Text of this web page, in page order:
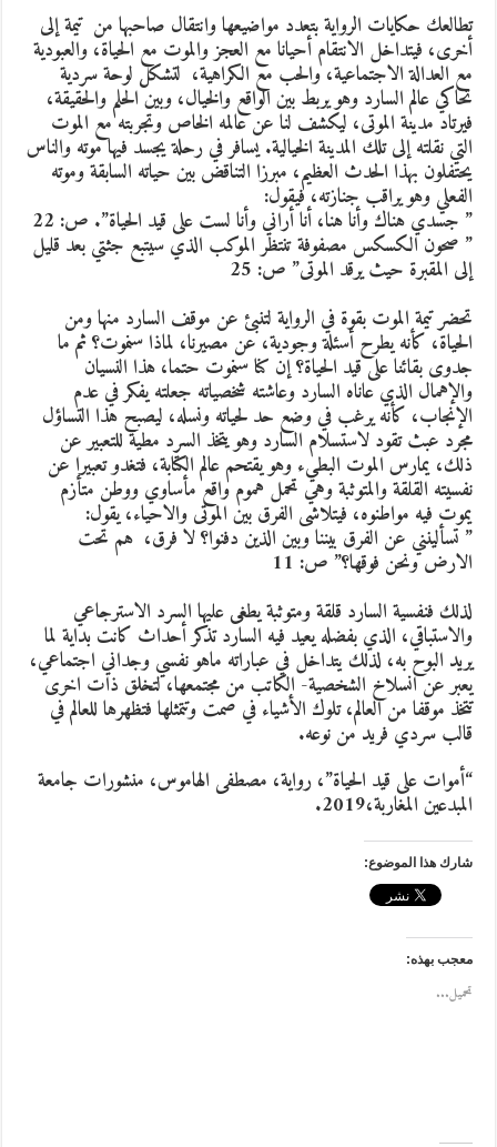
تطالعك حكايات الرواية بتعدد مواضيعها وانتقال صاحبها من تيمة إلى
أخرى، فيتداخل الانتقام أحيانا مع العجز والموت مع الحياة، والعبودية
مع العدالة الاجتماعية، والحب مع الكراهية، لتشكل لوحة سردية
تحاكي عالم السارد وهو يربط بين الواقع والخيال، وبين الحلم والحقيقة،
فيرتاد مدينة الموتى، ليكشف لنا عن عالمه الخاص وتجربته مع الموت
التي نقلته إلى تلك المدينة الخيالية. يسافر في رحلة يجسد فيها موته والناس
يحتفلون بهذا الحدث العظيم، مبرزا التناقض بين حياته السابقة وموته
الفعلي وهو يراقب جنازته، فيقول:
” جسدي هناك وأنا هنا، أنا أراني وأنا لست على قيد الحياة”. ص: 22
” صحون الكسكس مصفوفة تنتظر الموكب الذي سيتبع جثتي بعد قليل
إلى المقبرة حيث يرقد الموتى” ص: 25
تحضر تيمة الموت بقوة في الرواية لتنبئ عن موقف السارد منها ومن
الحياة، كأنه يطرح أسئلة وجودية، عن مصيرنا، لماذا سنموت؟ ثم ما
جدوى بقائنا على قيد الحياة؟ إن كنا سنموت حتما، هذا النسيان
والإهمال الذي عاناه السارد وعاشته شخصياته جعلته يفكر في عدم
الإنجاب، كأنه يرغب في وضع حد لحياته ونسله، ليصبح هذا التساؤل
مجرد عبث تقود لاستسلام السارد وهو يتخذ السرد مطية للتعبير عن
ذلك، يمارس الموت البطيء وهو يقتحم عالم الكتابة، فتغدو تعبيرا عن
نفسيته القلقة والمتوثبة وهي تحمل هموم واقع مأساوي ووطن متأزم
يموت فيه مواطنوه، فيتلاشى الفرق بين الموتى والاحياء، يقول:
” تسألينني عن الفرق بيننا وبين الذين دفنوا؟ لا فرق، هم تحت
الارض ونحن فوقها؟” ص: 11
لذلك فنفسية السارد قلقة ومتوثبة يطغى عليها السرد الاسترجاعي
والاستباقي، الذي بفضله يعيد فيه السارد تذكر أحداث كانت بداية لما
يريد البوح به، لذلك يتداخل في عباراته ماهو نفسي وجداني اجتماعي،
يعبر عن انسلاخ الشخصية- الكاتب من مجتمعها، لتخلق ذات اخرى
تتخذ موقفا من العالم، تلوك الأشياء في صمت وتتمثلها فتظهرها للعالم في
قالب سردي فريد من نوعه.
“أموات على قيد الحياة”، رواية، مصطفى الهاموس، منشورات جامعة
المبدعين المغاربة،2019.
شارك هذا الموضوع:
معجب بهذه:
تحميل...